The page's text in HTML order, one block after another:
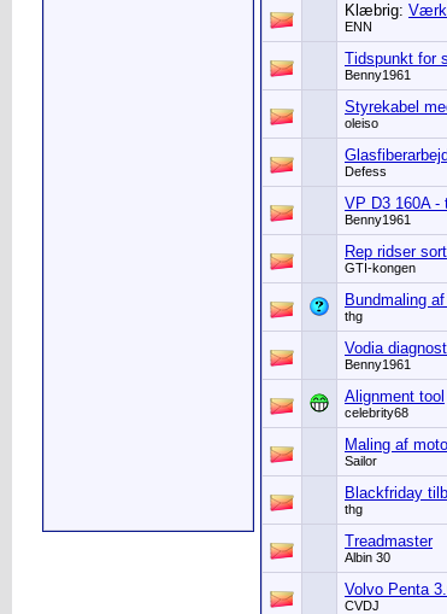
Klæbrig:
ENN
Tidspunkt for
Benny1961
Styrekabel
oleiso
Defess
VP D3 160A -
Benny1961
Rep ridser
GTI-kongen
Bundmaling
thg
Vodia
Benny1961
Alignment tool
celebrity68
Maling af
Sailor
Blackfriday
thg
Treadmaster
Albin 30
Volvo Penta
CVDJ